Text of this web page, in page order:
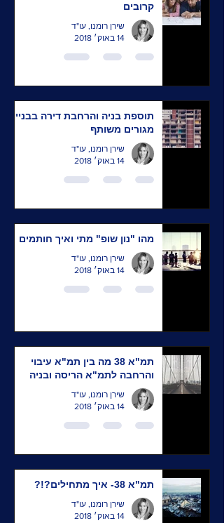
קרובים
שירן רומנו, עו"ד
14 באוק׳ 2018
תוספת בניה והרחבת דירה בבניין
מגורים משותף
שירן רומנו, עו"ד
14 באוק׳ 2018
מהו "נון שופ" מתי ואיך חותמים
שירן רומנו, עו"ד
14 באוק׳ 2018
תמ"א 38 מה בין תמ"א עיבוי
והרחבה לתמ"א הריסה ובניה
שירן רומנו, עו"ד
14 באוק׳ 2018
תמ"א 38- איך מתחילים?!?
שירן רומנו, עו"ד
14 באוק׳ 2018